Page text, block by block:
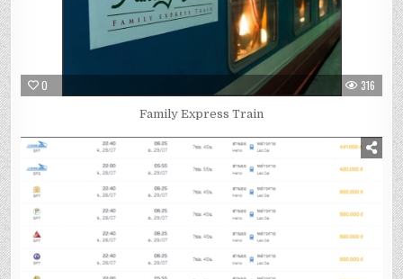
0 316
Family Express Train